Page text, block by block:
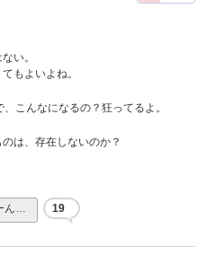
い。
もよいよね。
こんなになるの？狂ってるよ。
は、存在しないのか？
ん… 19